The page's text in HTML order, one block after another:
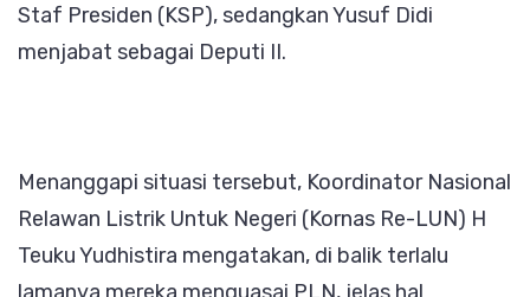
Staf Presiden (KSP), sedangkan Yusuf Didi
menjabat sebagai Deputi II.
Menanggapi situasi tersebut, Koordinator Nasional
Relawan Listrik Untuk Negeri (Kornas Re-LUN) H
Teuku Yudhistira mengatakan, di balik terlalu